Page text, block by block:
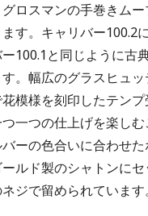
ロスマンの手巻きム
す。キャリバー100.2
100.1と同じように古
。幅広のグラスヒュ
模様を刻印したテン
一つの仕上げを楽し
ーの色合いに合わせ
ルド製のシャトンに
ジで留められています。